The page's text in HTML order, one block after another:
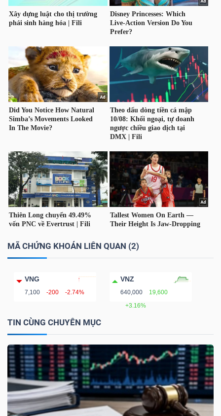
MÃ CHỨNG KHOÁN LIÊN QUAN (2)
VNG
7,100 -200 -2.74%
VNZ
640,000
19,600
+3.16%
TIN CÙNG CHUYÊN MỤC
TIÊU
DÙNG
THIẾT
YẾU
CHĂM
SÓC
SỨC
KHỎE
CHÍNH
NGHỆ
THÔNG
TIN